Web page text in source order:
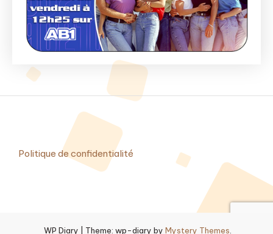
Politique de confidentialité
WP Diary Theme: wp-diary by Mystery Themes